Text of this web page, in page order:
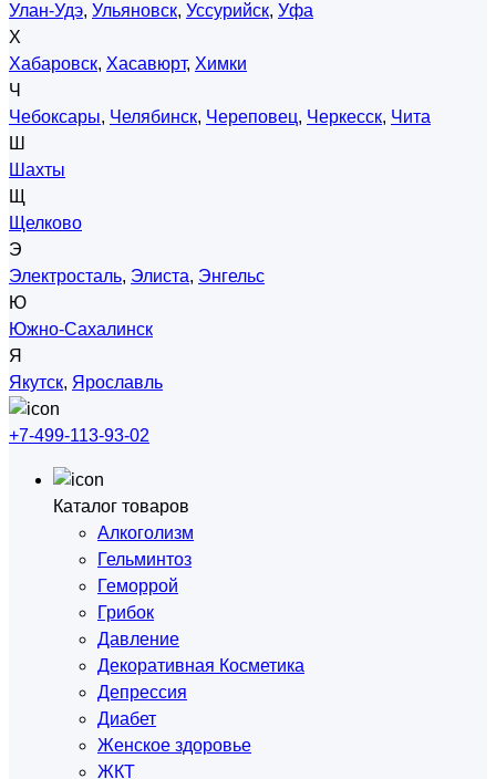
Улан-Удэ, Ульяновск, Уссурийск, Уфа
Х
Хабаровск, Хасавюрт, Химки
Ч
Чебоксары, Челябинск, Череповец, Черкесск, Чита
Ш
Шахты
Щ
Щелково
Э
Электросталь, Элиста, Энгельс
Ю
Южно-Сахалинск
Я
Якутск, Ярославль
+7-499-113-93-02
Каталог товаров
Алкоголизм
Гельминтоз
Геморрой
Грибок
Давление
Декоративная Косметика
Депрессия
Диабет
Женское здоровье
ЖКТ